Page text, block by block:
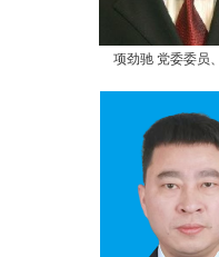
项劲驰 党委委员